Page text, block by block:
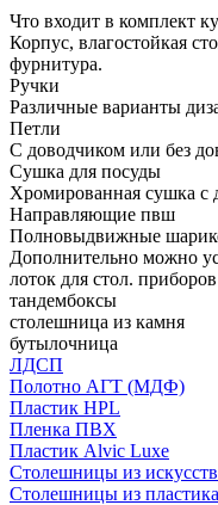
Что входит в комплект
Корпус, влагостойкая
фурнитура.
Ручки
Различные варианты
Петли
С доводчиком или без
Сушка для посуды
Хромированная сушка
Направляющие пвш
Полновыдвижные
Дополнительно можно
лоток для стол. приборов
тандембоксы
столешница из камня
бутылочница
ЛДСП
Полотно АГТ (МДФ)
Пластик HPL
Пленка ПВХ
Пластик Alvic Luxe
Столешницы из
Столешницы из пластика